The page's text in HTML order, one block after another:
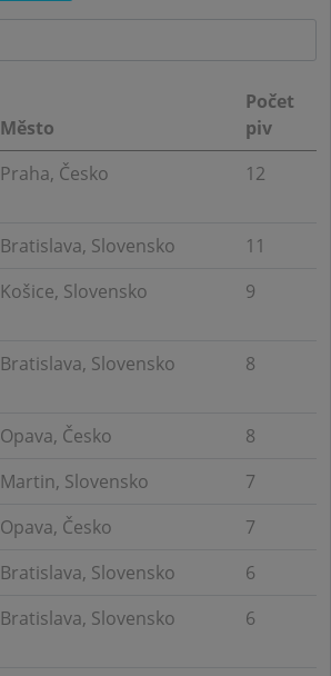
Město
Počet
piv
Praha, Česko 12
Bratislava, Slovensko
11
Košice, Slovensko 9
Bratislava, Slovensko 8
Opava, Česko
8
Martin, Slovensko
7
Opava, Česko
7
Bratislava, Slovensko
6
Bratislava, Slovensko 6